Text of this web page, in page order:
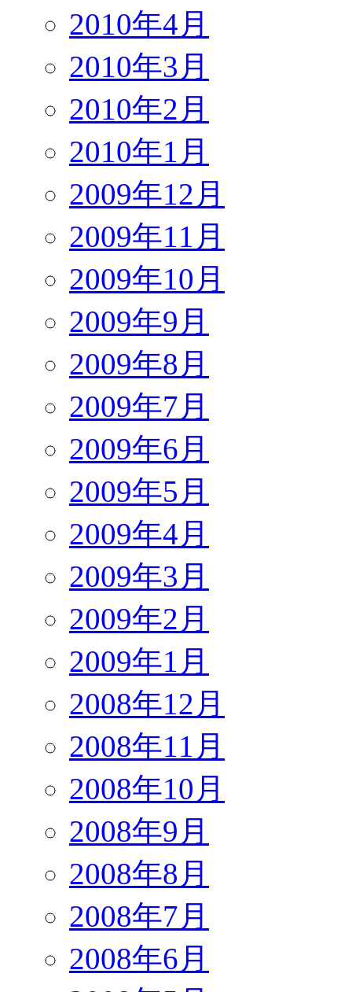
2010年4月
2010年3月
2010年2月
2010年1月
2009年12月
2009年11月
2009年10月
2009年9月
2009年8月
2009年7月
2009年6月
2009年5月
2009年4月
2009年3月
2009年2月
2009年1月
2008年12月
2008年11月
2008年10月
2008年9月
2008年8月
2008年7月
2008年6月